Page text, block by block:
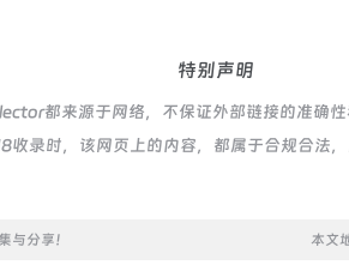
特别声明
都来源于网络，不保证外部链接的准确
收录时，该网页上的内容，都属于合规合法
与分享！ 本文